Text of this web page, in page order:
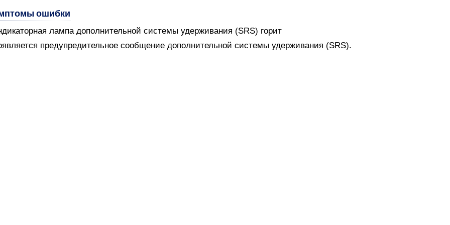
ошибки
лампа дополнительной системы удерживания (SRS) горит
предупредительное сообщение дополнительной системы удерживания (SRS).